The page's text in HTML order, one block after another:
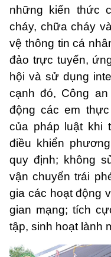
những kiến thức
cháy, chữa cháy
vệ thông tin cá
đảo trực tuyến,
hội và sử dụng
cạnh đó, Công
động các em
của pháp luật khi
điều khiển
quy định; không
vận chuyển trái
gia các hoạt động
gian mạng; tích
tập, sinh hoạt lành